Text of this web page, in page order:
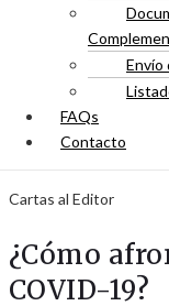
Envío
FAQs
Contacto
Cartas al Editor
¿Cómo
COVID-19?